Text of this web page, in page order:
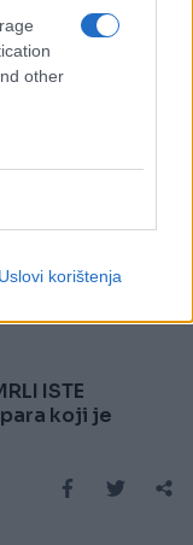
other
Uslovi korištenja
ISTE
para koji je